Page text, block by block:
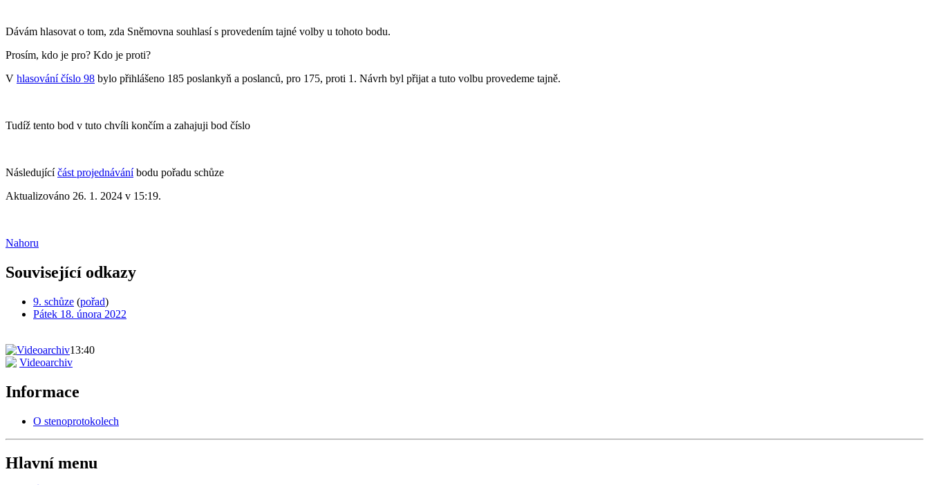
Dávám hlasovat o tom, zda Sněmovna souhlasí s provedením tajné volby u tohoto bodu.
Prosím, kdo je pro? Kdo je proti?
V hlasování číslo 98 bylo přihlášeno 185 poslankyň a poslanců, pro 175, proti 1. Návrh byl přijat a tuto volbu provedeme tajně.
Tudíž tento bod v tuto chvíli končím a zahajuji bod číslo
Následujícíčást projednáváníbodu pořadu schůze
Aktualizováno 26. 1. 2024 v 15:19.
Nahoru
Související odkazy
9. schůze (pořad)
Pátek 18. února 2022
13:40
Videoarchiv
Informace
O stenoprotokolech
Hlavní menu